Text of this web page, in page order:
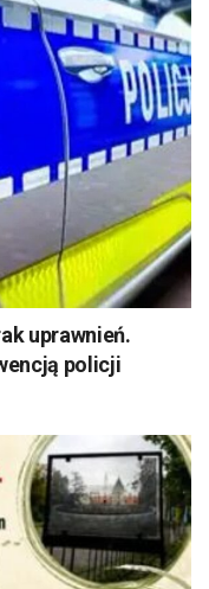
uprawnień.
policji